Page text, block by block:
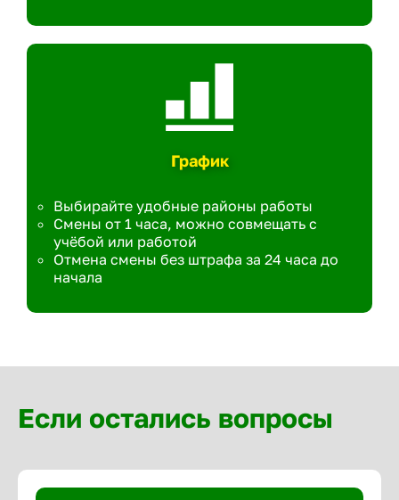
График
Выбирайте удобные районы работы
Смены от 1 часа, можно совмещать с
учёбой или работой
Отмена смены без штрафа за 24 часа до
начала
Если остались вопросы